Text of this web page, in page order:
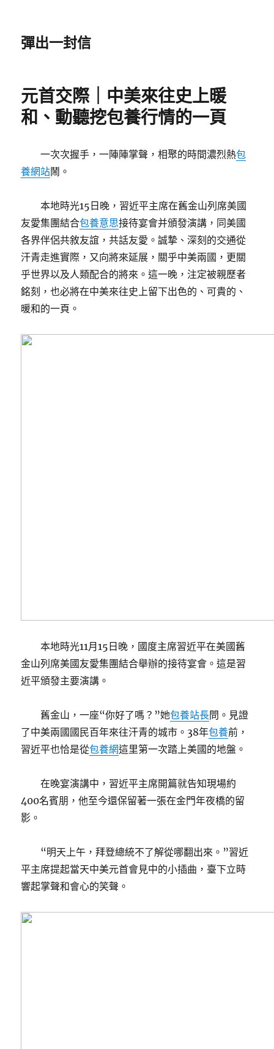
彈出一封信
元首交際｜中美來往史上暖
和、動聽挖包養行情的一頁
一次次握手，一陣陣掌聲，相聚的時間濃烈熱包
養網站鬧。
本地時光15日晚，習近平主席在舊金山列席美國
友愛集團結合包養意思接待宴會并頒發演講，同美國
各界伴侶共敘友誼，共話友愛。誠摯、深刻的交通從
汗青走進實際，又向將來延展，關乎中美兩國，更關
乎世界以及人類配合的將來。這一晚，注定被親歷者
銘刻，也必將在中美來往史上留下出色的、可貴的、
暖和的一頁。
本地時光11月15日晚，國度主席習近平在美國舊
金山列席美國友愛集團結合舉辦的接待宴會。這是習
近平頒發主要演講。
舊金山，一座“你好了嗎？”她包養站長問。見證
了中美兩國國民百年來往汗青的城市。38年包養前，
習近平也恰是從包養網這里第一次踏上美國的地盤。
在晚宴演講中，習近平主席開篇就告知現場約
400名賓朋，他至今還保留著一張在金門年夜橋的留
影。
“明天上午，拜登總統不了解從哪翻出來。”習近
平主席提起當天中美元首會見中的小插曲，臺下立時
響起掌聲和會心的笑聲。